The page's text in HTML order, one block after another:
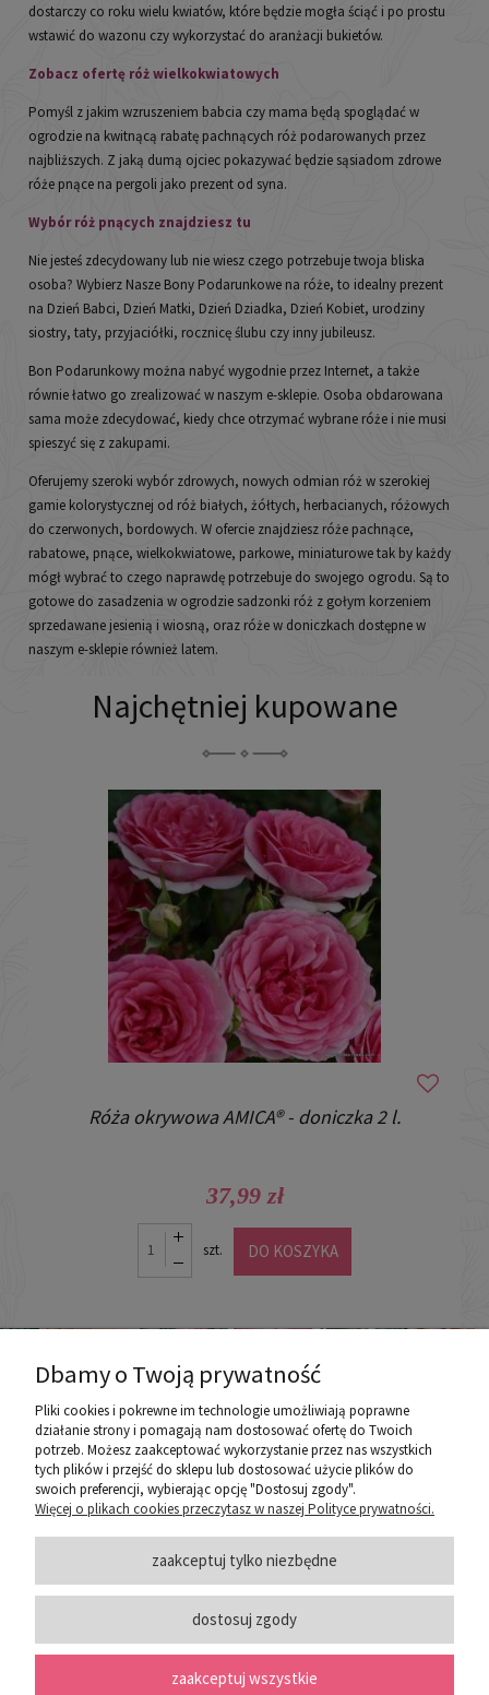
dostarczy co roku wielu kwiatów, które będzie mogła ściąć i po prostu
wstawić do wazonu czy wykorzystać do aranżacji bukietów.
Zobacz ofertę róż wielkokwiatowych
Pomyśl z jakim wzruszeniem babcia czy mama będą spoglądać w
ogrodzie na kwitnącą rabatę pachnących róż podarowanych przez
najbliższych. Z jaką dumą ojciec pokazywać będzie sąsiadom zdrowe
róże pnące na pergoli jako prezent od syna.
Wybór róż pnących znajdziesz tu
Nie jesteś zdecydowany lub nie wiesz czego potrzebuje twoja bliska
osoba? Wybierz Nasze Bony Podarunkowe na róże, to idealny prezent
na Dzień Babci, Dzień Matki, Dzień Dziadka, Dzień Kobiet, urodziny
siostry, taty, przyjaciółki, rocznicę ślubu czy inny jubileusz.
Bon Podarunkowy można nabyć wygodnie przez Internet, a także
równie łatwo go zrealizować w naszym e-sklepie. Osoba obdarowana
sama może zdecydować, kiedy chce otrzymać wybrane róże i nie musi
spieszyć się z zakupami.
Oferujemy szeroki wybór zdrowych, nowych odmian róż w szerokiej
gamie kolorystycznej od róż białych, żółtych, herbacianych, różowych
do czerwonych, bordowych. W ofercie znajdziesz róże pachnące,
rabatowe, pnące, wielkokwiatowe, parkowe, miniaturowe tak by każdy
mógł wybrać to czego naprawdę potrzebuje do swojego ogrodu. Są to
gotowe do zasadzenia w ogrodzie sadzonki róż z gołym korzeniem
sprzedawane jesienią i wiosną, oraz róże w doniczkach dostępne w
naszym e-sklepie również latem.
Najchętniej kupowane
Róża okrywowa AMICA® - doniczka 2 l.
37,99 zł
szt. DO KOSZYKA
poznaj ROZEOGRODOWE.PL
ZASADY SPRZEDAŻY
PORADY
Dbamy o Twoją prywatność
Pliki cookies i pokrewne im technologie umożliwiają poprawne
działanie strony i pomagają nam dostosować ofertę do Twoich
potrzeb. Możesz zaakceptować wykorzystanie przez nas wszystkich
tych plików i przejść do sklepu lub dostosować użycie plików do
swoich preferencji, wybierając opcję "Dostosuj zgody".
Więcej o plikach cookies przeczytasz w naszej Polityce prywatności.
zaakceptuj tylko niezbędne
dostosuj zgody
zaakceptuj wszystkie